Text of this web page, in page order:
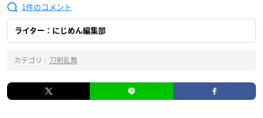
1
ライター：にじめん編集部
カテゴリ : 刀剣乱舞